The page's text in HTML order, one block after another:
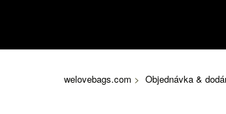
welovebags.com Objednávka &